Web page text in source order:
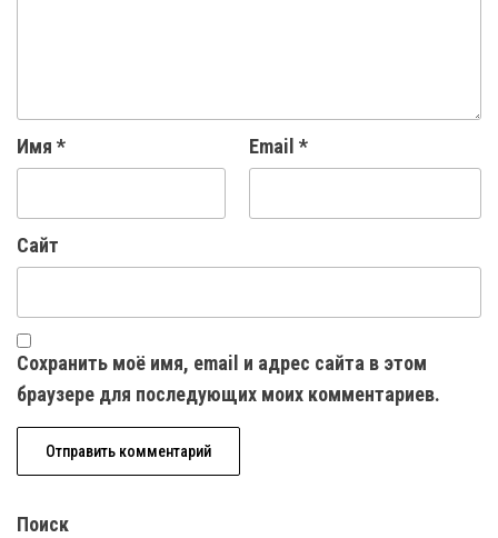
Имя * Email *
Сайт
Сохранить моё имя, email и адрес сайта в этом
браузере для последующих моих комментариев.
Поиск